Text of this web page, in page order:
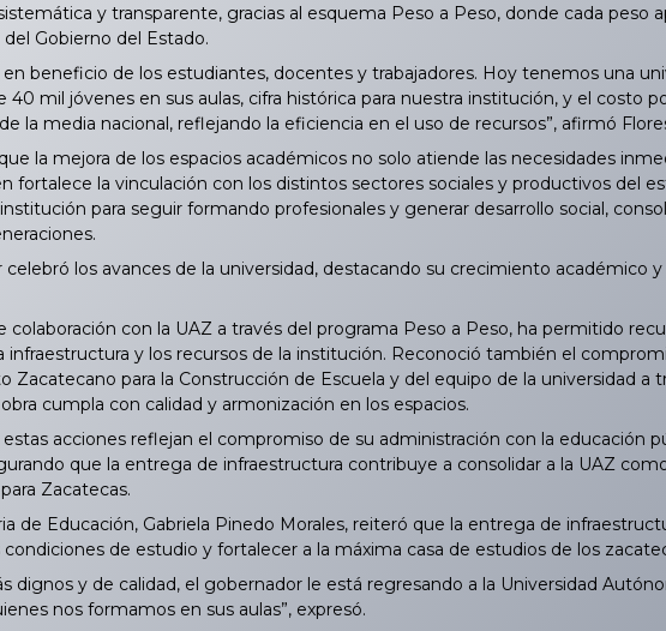
y transparente, gracias al esquema Peso a Peso, donde cada peso
Gobierno del Estado.
beneficio de los estudiantes, docentes y trabajadores. Hoy tenemos una
40 mil jóvenes en sus aulas, cifra histórica para nuestra institución, y el costo
la media nacional, reflejando la eficiencia en el uso de recursos”, afirmó
la mejora de los espacios académicos no solo atiende las necesidades
fortalece la vinculación con los distintos sectores sociales y productivos del
para seguir formando profesionales y generar desarrollo social,
los avances de la universidad, destacando su crecimiento académico
con la UAZ a través del programa Peso a Peso, ha permitido
infraestructura y los recursos de la institución. Reconoció también el
para la Construcción de Escuela y del equipo de la universidad a
cumpla con calidad y armonización en los espacios.
acciones reflejan el compromiso de su administración con la educación
que la entrega de infraestructura contribuye a consolidar a la UAZ
Zacatecas.
de Educación, Gabriela Pinedo Morales, reiteró que la entrega de
de estudio y fortalecer a la máxima casa de estudios de los
dignos y de calidad, el gobernador le está regresando a la Universidad
nos formamos en sus aulas”, expresó.